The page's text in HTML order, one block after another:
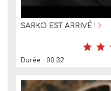
SARKO EST ARRIVÉ !
Durée : 00:32